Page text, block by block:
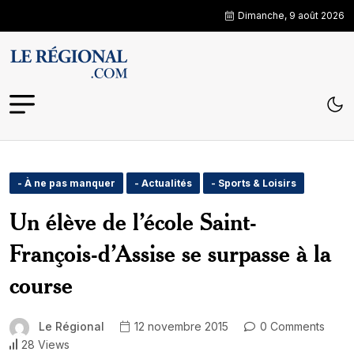
Dimanche, 9 août 2026
- À ne pas manquer - Actualités - Sports & Loisirs
Un élève de l’école Saint-
François-d’Assise se surpasse à la
course
Le Régional 12 novembre 2015
0 Comments
28 Views